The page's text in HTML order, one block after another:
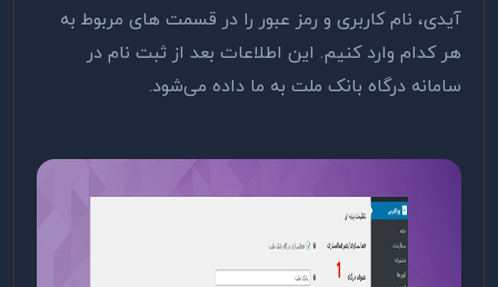
آیدی، نام کاربری و رمز عبور را در قسمت های مربوط به
هر کدام وارد کنیم. این اطلاعات بعد از ثبت ‌نام در
سامانه درگاه بانک ملت به ما داده می‌شود.